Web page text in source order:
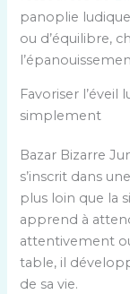
panoplie
ou d’équilibre,
Favoriser
simplement
Bazar Bizarre
s’inscrit dans
plus loin que la
apprend à
attentivement
table, il
de sa vie.